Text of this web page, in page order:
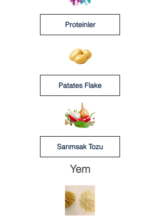
Proteinler
Patates Flake
Sarımsak Tozu
Yem